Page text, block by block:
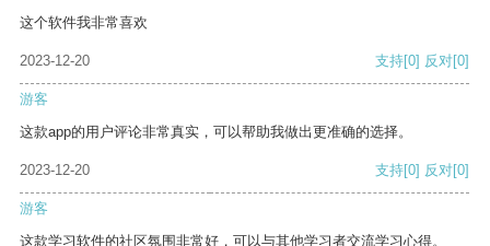
这个软件我非常喜欢
2023-12-20 支持[0] 反对[0]
游客
这款app的用户评论非常真实，可以帮助我做出更准确的选择。
2023-12-20 支持[0] 反对[0]
游客
这款学习软件的社区氛围非常好，可以与其他学习者交流学习心得。